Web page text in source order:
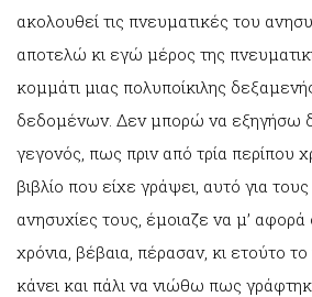
ακολουθεί τις πνευματικές του
αποτελώ κι εγώ μέρος της
κομμάτι μιας πολυποίκιλης
δεδομένων. Δεν μπορώ να εξηγήσω
γεγονός, πως πριν από τρία περίπου
βιβλίο που είχε γράψει, αυτό για τους
ανησυχίες τους, έμοιαζε να μ’
χρόνια, βέβαια, πέρασαν, κι ετούτο
κάνει και πάλι να νιώθω πως